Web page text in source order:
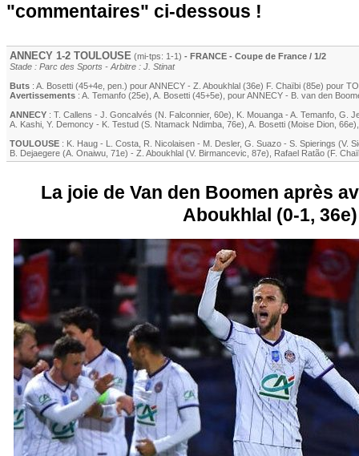
"commentaires" ci-dessous !
ANNECY 1-2 TOULOUSE (mi-tps: 1-1) - FRANCE - Coupe de France / 1/2
Stade : Parc des Sports - Arbitre : J. Stinat
Buts : A. Bosetti (45+4e, pen.) pour ANNECY - Z. Aboukhlal (36e) F. Chaïbi (85e) pour
Avertissements : A. Temanfo (25e) A. Bosetti (45+5e) , pour ANNECY - B. van den
ANNECY : T. Callens - J. Goncalvés (N. Falconnier, 60e) K. Mouanga - A. Temanfo G.
A. Kashi Y. Demoncy - K. Testud (S. Ntamack Ndimba, 76e) A. Bosetti (Moise Dion , 66e)
TOULOUSE : K. Haug - L. Costa R. Nicolaisen - M. Desler, G. Suazo - S. Spierings (V.
B. Dejaegere (A. Onaiwu , 71e) - Z. Aboukhlal (V. Birmancevic , 87e) Rafael Ratão (F.
La joie de Van den Boomen après
Aboukhlal (0-1, 36e)